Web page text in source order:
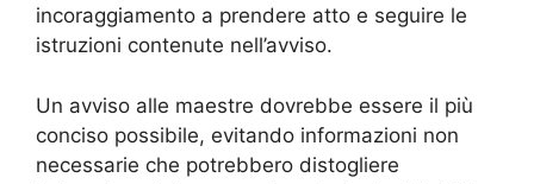
incoraggiamento a prendere atto e seguire le
istruzioni contenute nell’avviso.
Un avviso alle maestre dovrebbe essere il più
conciso possibile, evitando informazioni non
necessarie che potrebbero distogliere